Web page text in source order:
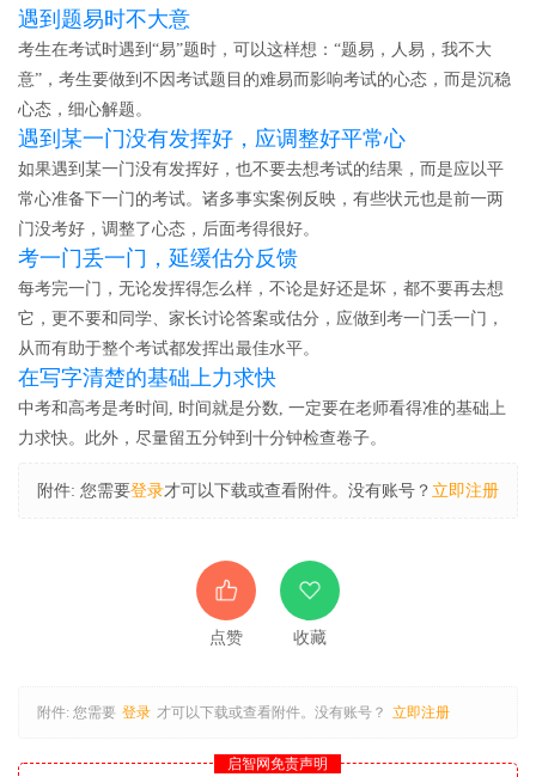
遇到题易时不大意
考生在考试时遇到“易”题时，可以这样想：“题易，人易，我不大
意”，考生要做到不因考试题目的难易而影响考试的心态，而是沉稳
心态，细心解题。
遇到某一门没有发挥好，应调整好平常心
如果遇到某一门没有发挥好，也不要去想考试的结果，而是应以平
常心准备下一门的考试。诸多事实案例反映，有些状元也是前一两
门没考好，调整了心态，后面考得很好。
考一门丢一门，延缓估分反馈
每考完一门，无论发挥得怎么样，不论是好还是坏，都不要再去想
它，更不要和同学、家长讨论答案或估分，应做到考一门丢一门，
从而有助于整个考试都发挥出最佳水平。
在写字清楚的基础上力求快
中考和高考是考时间, 时间就是分数, 一定要在老师看得准的基础上
力求快。此外，尽量留五分钟到十分钟检查卷子。
附件: 您需要登录才可以下载或查看附件。没有账号？ 立即注册
点赞 收藏
附件: 您需要 登录 才可以下载或查看附件。没有账号？ 立即注册
启智网免责声明